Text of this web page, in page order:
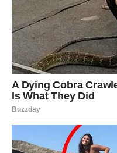
Osoba koja vam je
željeli vidjeti.
Ljubav vam
Pred vama su veoma
LAV